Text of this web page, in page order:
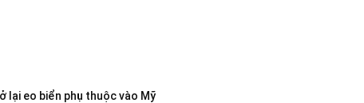
lại eo biển phụ thuộc vào Mỹ